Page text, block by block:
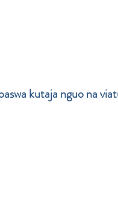
kutaja nguo na